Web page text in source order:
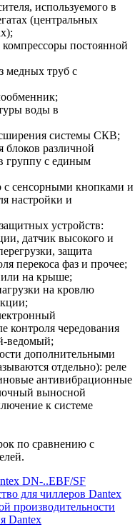
используемого в
(центральных
постоянной
медных труб с
воды в
системы СКВ;
блоков различной
группу с единым
с сенсорными кнопками и
настройки и
устройств:
датчик высокого и
защита
перекоса фаз и прочее;
или на крыше;
на кровлю
контроля чередования
ведомый;
дополнительными
отдельно): реле
антивибрационные
выносной
к системе
по сравнению с
DN-..EBF/SF
для чиллеров Dantex
производительности
Dantex